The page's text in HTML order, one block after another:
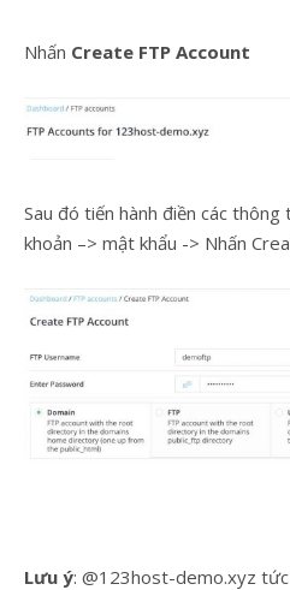
Nhấn Create FTP Account
Sau đó tiến hành điền các
khoản –> mật khẩu -> Nhấn
Lưu ý: @123host-demo.xyz